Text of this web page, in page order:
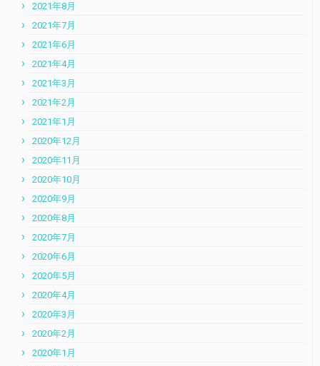
2021年8月
2021年7月
2021年6月
2021年4月
2021年3月
2021年2月
2021年1月
2020年12月
2020年11月
2020年10月
2020年9月
2020年8月
2020年7月
2020年6月
2020年5月
2020年4月
2020年3月
2020年2月
2020年1月